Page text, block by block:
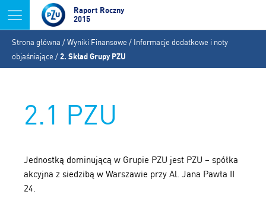
Jump to navigation
Raport Roczny
2015
Jesteś
tutaj
Strona główna /Wyniki Finansowe / Informacje dodatkowe i noty
objaśniające /2. Skład Grupy PZU
2.1 PZU
Jednostką dominującą w Grupie PZU jest PZU – spółka
akcyjna z siedzibą w Warszawie przy Al. Jana Pawła II
24.